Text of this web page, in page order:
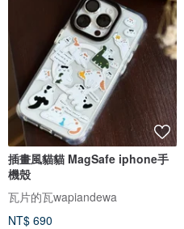
插畫風貓貓 MagSafe iphone手
機殼
瓦片的瓦wapiandewa
NT$ 690